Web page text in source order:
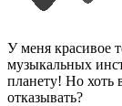
У меня красивое
музыкальных
планету! Но хоть
отказывать?